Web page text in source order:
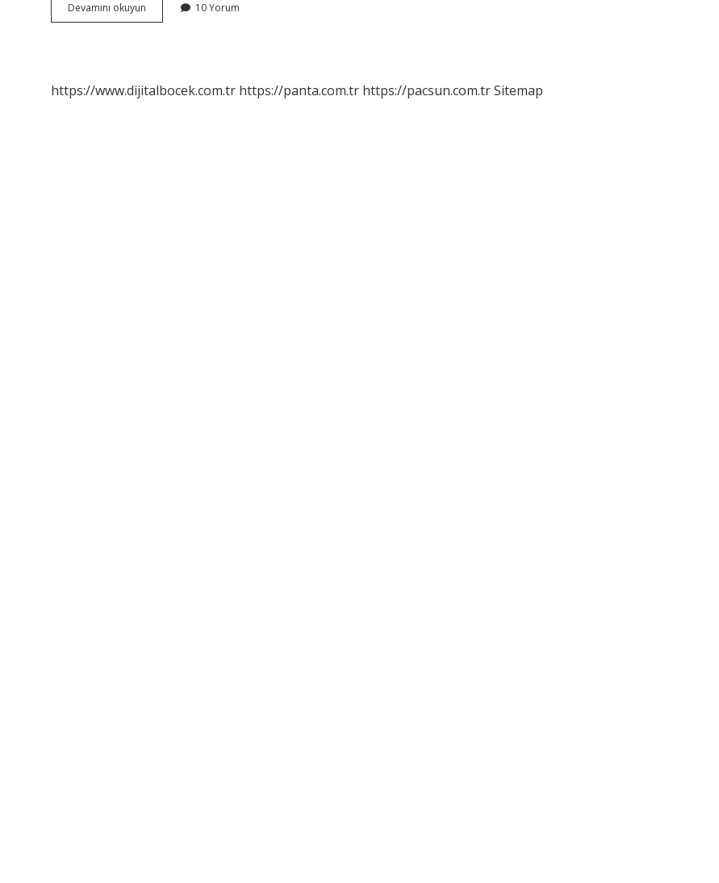
Devamını okuyun
Yaprak
10 Yorum
https://www.dijitalbocek.com.tr https://panta.com.tr https://pacsun.com.trSitemap